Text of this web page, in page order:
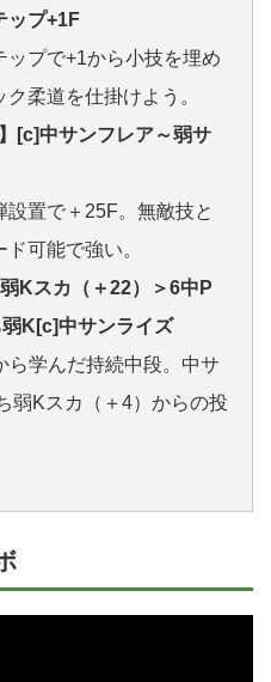
ップ+1F
プで+1から小技を埋め
柔道を仕掛けよう。
[c]中サンフレア～弱サ
置で＋25F。無敵技と
可能で強い。
Kスカ（＋22）＞6中P
K[c]中サンライズ
ら学んだ持続中段。中サ
弱Kスカ（＋4）からの投